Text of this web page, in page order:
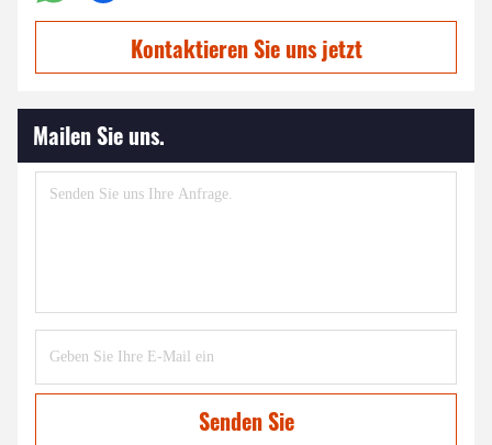
Kontaktieren Sie uns jetzt
Mailen Sie uns.
Senden Sie